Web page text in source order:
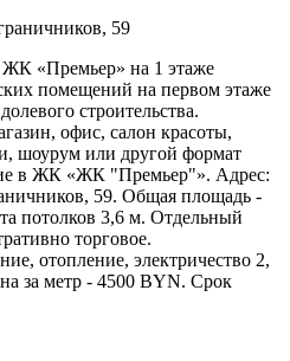
59
«Премьер» на 1 этаже
помещений на первом этаже
строительства.
офис, салон красоты,
шоурум или другой формат
в ЖК «ЖК "Премьер"». Адрес:
59. Общая площадь -
потолков 3,6 м. Отдельный
торговое.
отопление, электричество 2,
за метр - 4500 BYN. Срок